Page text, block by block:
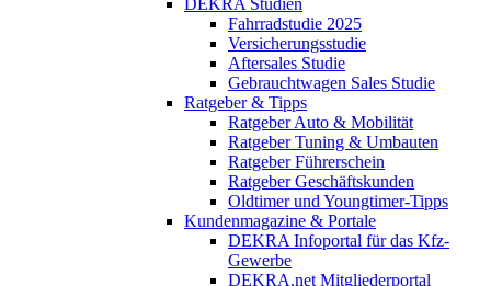
Fahrradstudie 2025
Versicherungsstudie
Aftersales Studie
Gebrauchtwagen Sales Studie
Ratgeber & Tipps
Ratgeber Auto & Mobilität
Ratgeber Tuning & Umbauten
Ratgeber Führerschein
Ratgeber Geschäftskunden
Oldtimer und Youngtimer-Tipps
Kundenmagazine & Portale
DEKRA Infoportal für das Kfz-
Gewerbe
DEKRA.net Mitgliederportal